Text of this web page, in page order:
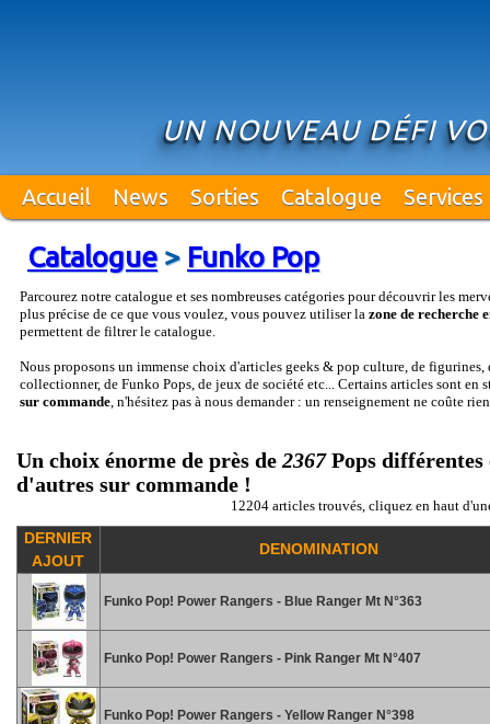
UN NOUVEAU DÉFI
Accueil News Sorties Catalogue Services
Catalogue> Funko Pop
Parcourez notre catalogue et ses nombreuses catégories pour découvrir les
plus précise de ce que vous voulez, vous pouvez utiliser la zone de recherche
permettent de filtrer le catalogue.
Nous proposons un immense choix d'articles geeks & pop culture, de figurines,
collectionner, de Funko Pops, de jeux de société etc... Certains articles sont en
sur commande, n'hésitez pas à nous demander : un renseignement ne coûte
Un choix énorme de près de 2367Pops différentes
d'autres sur commande !
12204 articles trouvés, cliquez en haut
DERNIER
AJOUT
DENOMINATION
Funko Pop! Power Rangers - Blue Ranger Mt N°363
Funko Pop! Power Rangers - Pink Ranger Mt N°407
Funko Pop! Power Rangers - Yellow Ranger N°398